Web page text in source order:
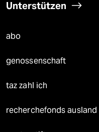
Unterstützen
abo
genossenschaft
taz zahl ich
recherchefonds ausland